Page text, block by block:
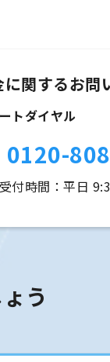
に関するお問
トダイヤル
0120-
付時間：平日
う